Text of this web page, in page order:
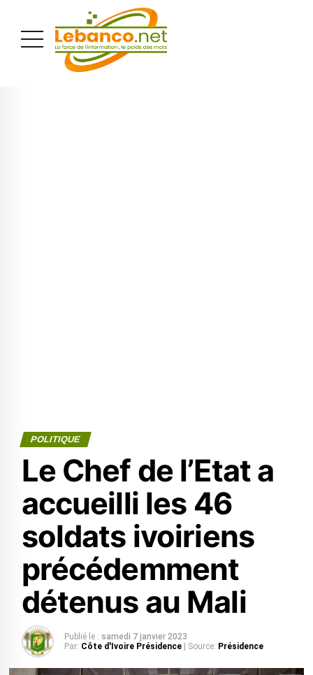
POLITIQUE
Le Chef de l’Etat a
accueilli les 46
soldats ivoiriens
précédemment
détenus au Mali
Publié le : samedi 7 janvier 2023
Par: Côte d'Ivoire Présidence | Source: Présidence